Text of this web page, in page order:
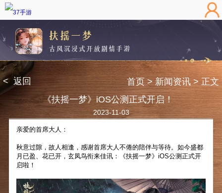
< 返回 首页 > 新闻资讯> 正文
《扶摇一梦》iOS公测正式开启！
2023-11-03
亲爱的首席大人：
秋意过隙，故人相逢，感谢首席大人不倦的陪伴与等待。如今盛都
月已盈、花已开，玄凤鸟衔来佳讯：《扶摇一梦》iOS公测正式开
启啦！